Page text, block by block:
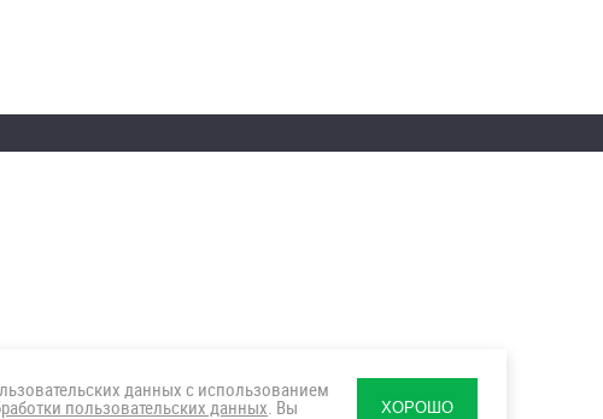
данных с использованием
пользовательских данных . Вы ХОРОШО